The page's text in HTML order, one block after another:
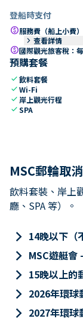
登船時支付
paid服務費（船上小費
keyboard_arrow_right 查看詳情
paid國際觀光旅客稅：
預購套餐
check飲料套餐
checkWi-Fi
check 岸上觀光行程
checkSPA
MSC郵輪取
飲料套裝、岸上
廳、SPA 等）。
keyboard_arrow_right 14晚以下（
keyboard_arrow_right MSC遊艇會
keyboard_arrow_right 15晚以上的
keyboard_arrow_right 2026年環球
keyboard_arrow_right 2027年環球